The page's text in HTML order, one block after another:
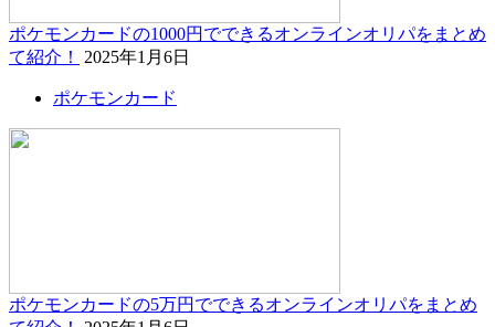
ポケモンカードの1000円でできるオンラインオリパをまとめ
て紹介！
2025年1月6日
ポケモンカード
ポケモンカードの5万円でできるオンラインオリパをまとめ